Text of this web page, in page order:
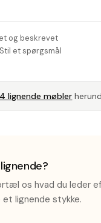
og beskrevet
Stil et spørgsmål
4 lignende møbler
os hvad du leder
lignende stykke.